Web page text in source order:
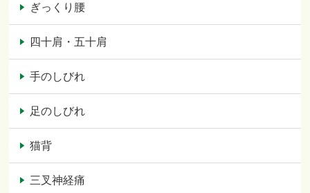
ぎっくり腰
四十肩・五十肩
手のしびれ
足のしびれ
猫背
三叉神経痛